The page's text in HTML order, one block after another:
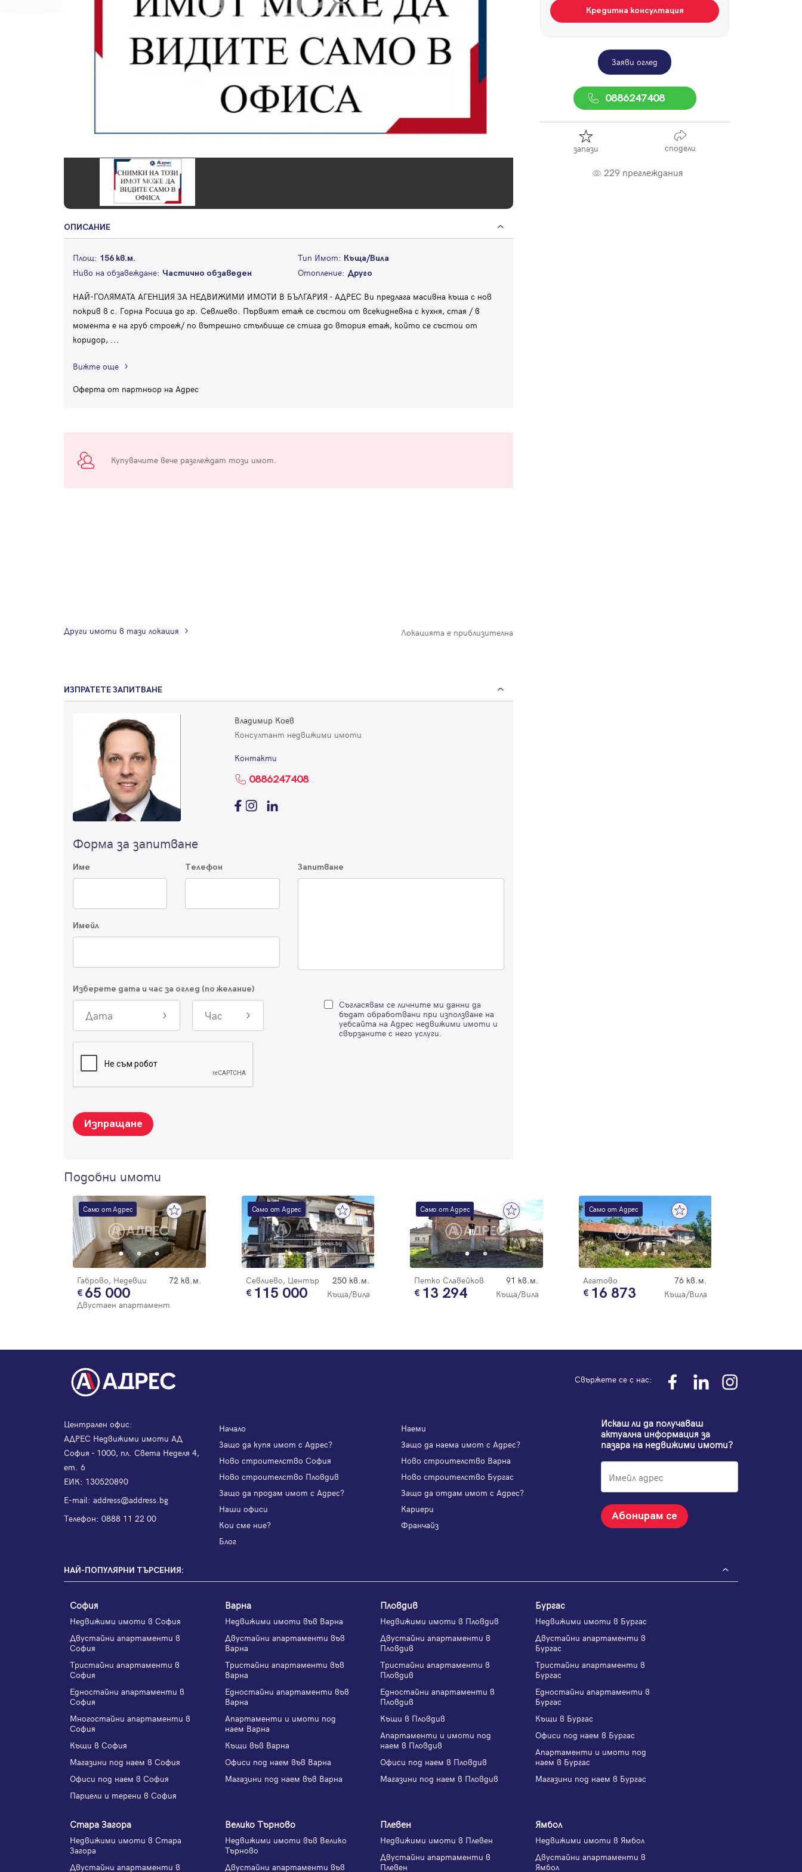
Кредитна консултация
Заяви оглед
0886247408
запази сподели
229 преглеждания
ОПИСАНИЕ
Площ: 156 кв.м. Тип Имот: Къща/Вила
Ниво на обзавеждане: Частично обзаведен Отопление: Друго
НАЙ-ГОЛЯМАТА АГЕНЦИЯ ЗА НЕДВИЖИМИ ИМОТИ В БЪЛГАРИЯ - АДРЕС Ви предлага масивна къща с нов
покрив в с. Горна Росица до гр. Севлиево. Първият етаж се състои от всекидневна с кухня, стая / в
момента е на груб строеж/ по вътрешно стълбище се стига до втория етаж, който се състои от
коридор, ...
Вижте още
Оферта от партньор на Адрес
Купувачите вече разглеждат този имот.
Локацията е приблизителна
Други имоти в тази локация
ИЗПРАТЕТЕ ЗАПИТВАНЕ
Владимир Коев
Консултант недвижими имоти
Контакти
0886247408
Форма за запитване
Име Телефон
Имейл
Запитване
Изберете дата и час за оглед (по желание)
Дата Час
Съгласявам се личните ми данни да
бъдат обработвани при използване на
уебсайта на Адрес недвижими имоти и
свързаните с него услуги.
Изпращане
Подобни имоти
Само от Адрес
Габрово, Недевци 72 кв.м.
65 000
Двустаен апартамент
Само от Адрес
Севлиево, Център 250 кв.м.
115 000 Къща/Вила
Само от Адрес
Петко Славейков 91 кв.м.
13 294 Къща/Вила
Само от Адрес
Агатово 76 кв.м.
16 873 Къща/Вила
Успех!
Успех!
Благодарим ви! Очаквайте скоро да се свържем с вас!
Свържете се с нас:
Централен офис:
АДРЕС Недвижими имоти АД
София - 1000, пл. Света Неделя 4,
ет. 6
ЕИК: 130520890
Е-mail: address@address.bg
Телефон: 0888 11 22 00
Начало
Наеми
Защо да купя имот с Адрес?
Защо да наема имот с Адрес?
Ново строителство София
Ново строителство Варна
Ново строителство Пловдив
Ново строителство Бургас
Защо да продам имот с Адрес?
Защо да отдам имот с Адрес?
Наши офиси
Кариери
Кои сме ние?
Франчайз
Блог
Искаш ли да получаваш
актуална информация за
пазара на недвижими имоти?
Абонирам се
НАЙ-ПОПУЛЯРНИ ТЪРСЕНИЯ:
София
Недвижими имоти в София
Двустайни апартаменти в
София
Тристайни апартаменти в
София
Едностайни апартаменти в
София
Многостайни апартаменти в
София
Къщи в София
Магазини под наем в София
Офиси под наем в София
Парцели и терени в София
Варна
Недвижими имоти във Варна
Двустайни апартаменти във
Варна
Тристайни апартаменти във
Варна
Едностайни апартаменти във
Варна
Апартаменти и имоти под
наем Варна
Къщи във Варна
Офиси под наем във Варна
Магазини под наем във Варна
Пловдив
Недвижими имоти в Пловдив
Двустайни апартаменти в
Пловдив
Тристайни апартаменти в
Пловдив
Едностайни апартаменти в
Пловдив
Къщи в Пловдив
Апартаменти и имоти под
наем в Пловдив
Офиси под наем в Пловдив
Магазини под наем в Пловдив
Бургас
Недвижими имоти в Бургас
Двустайни апартаменти в
Бургас
Тристайни апартаменти в
Бургас
Едностайни апартаменти в
Бургас
Къщи в Бургас
Офиси под наем в Бургас
Апартаменти и имоти под
наем в Бургас
Магазини под наем в Бургас
Стара Загора
Недвижими имоти в Стара
Загора
Двустайни апартаменти в
Велико Търново
Недвижими имоти във Велико
Търново
Двустайни апартаменти във
Плевен
Недвижими имоти в Плевен
Двустайни апартаменти в
Плевен
Ямбол
Недвижими имоти в Ямбол
Двустайни апартаменти в
Ямбол
Вход
по-подробна информация.
Продължи с Google
Вход с имейл